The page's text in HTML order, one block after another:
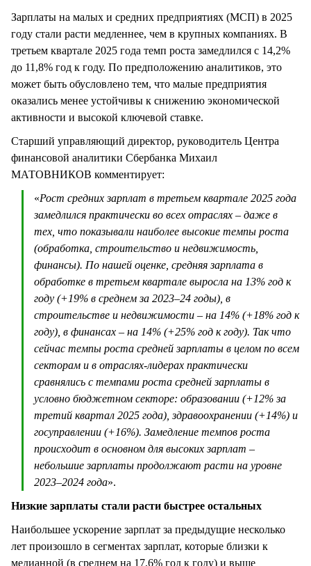
Зарплаты на малых и средних предприятиях (МСП) в 2025
году стали расти медленнее, чем в крупных компаниях. В
третьем квартале 2025 года темп роста замедлился с 14,2%
до 11,8% год к году. По предположению аналитиков, это
может быть обусловлено тем, что малые предприятия
оказались менее устойчивы к снижению экономической
активности и высокой ключевой ставке.
Старший управляющий директор, руководитель Центра
финансовой аналитики Сбербанка Михаил
МАТОВНИКОВ комментирует:
«Рост средних зарплат в третьем квартале 2025 года
замедлился практически во всех отраслях – даже в
тех, что показывали наиболее высокие темпы роста
(обработка, строительство и недвижимость,
финансы). По нашей оценке, средняя зарплата в
обработке в третьем квартале выросла на 13% год к
году (+19% в среднем за 2023–24 годы), в
строительстве и недвижимости – на 14% (+18% год к
году), в финансах – на 14% (+25% год к году). Так что
сейчас темпы роста средней зарплаты в целом по всем
секторам и в отраслях-лидерах практически
сравнялись с темпами роста средней зарплаты в
условно бюджетном секторе: образовании (+12% за
третий квартал 2025 года), здравоохранении (+14%) и
госуправлении (+16%). Замедление темпов роста
происходит в основном для высоких зарплат –
небольшие зарплаты продолжают расти на уровне
2023–2024 года».
Низкие зарплаты стали расти быстрее остальных
Наибольшее ускорение зарплат за предыдущие несколько
лет произошло в сегментах зарплат, которые близки к
медианной (в среднем на 17,6% год к году) и выше